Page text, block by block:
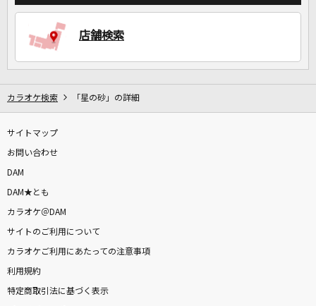
店舗検索
カラオケ検索 「星の砂」の詳細
サイトマップ
お問い合わせ
DAM
DAM★とも
カラオケ＠DAM
サイトのご利用について
カラオケご利用にあたっての注意事項
利用規約
特定商取引法に基づく表示